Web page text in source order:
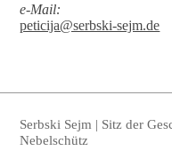
e-Mail:
peticija@serbski-sejm.de
Serbski Sejm | Sitz der
Nebelschütz